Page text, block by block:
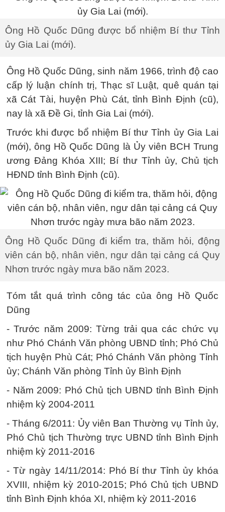
Ông Hồ Quốc Dũng được bổ nhiệm Bí thư Tỉnh
ủy Gia Lai (mới).
Ông Hồ Quốc Dũng, sinh năm 1966, trình độ cao
cấp lý luận chính trị, Thạc sĩ Luật, quê quán tại
xã Cát Tài, huyện Phù Cát, tỉnh Bình Định (cũ),
nay là xã Đề Gi, tỉnh Gia Lai (mới).
Trước khi được bổ nhiệm Bí thư Tỉnh ủy Gia Lai
(mới), ông Hồ Quốc Dũng là Ủy viên BCH Trung
ương Đảng Khóa XIII; Bí thư Tỉnh ủy, Chủ tịch
HĐND tỉnh Bình Định (cũ).
Ông Hồ Quốc Dũng đi kiểm tra, thăm hỏi, động
viên cán bộ, nhân viên, ngư dân tại cảng cá Quy
Nhơn trước ngày mưa bão năm 2023.
Tóm tắt quá trình công tác của ông Hồ Quốc
Dũng
- Trước năm 2009: Từng trải qua các chức vụ
như Phó Chánh Văn phòng UBND tỉnh; Phó Chủ
tịch huyện Phù Cát; Phó Chánh Văn phòng Tỉnh
ủy; Chánh Văn phòng Tỉnh ủy Bình Định
- Năm 2009: Phó Chủ tịch UBND tỉnh Bình Định
nhiệm kỳ 2004-2011
- Tháng 6/2011: Ủy viên Ban Thường vụ Tỉnh ủy,
Phó Chủ tịch Thường trực UBND tỉnh Bình Định
nhiệm kỳ 2011-2016
- Từ ngày 14/11/2014: Phó Bí thư Tỉnh ủy khóa
XVIII, nhiệm kỳ 2010-2015; Phó Chủ tịch UBND
tỉnh Bình Định khóa XI, nhiệm kỳ 2011-2016